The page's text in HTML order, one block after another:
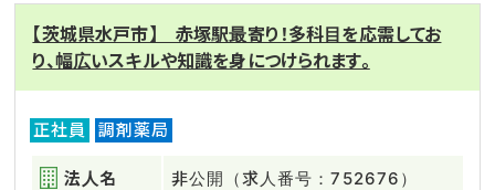
【茨城県水戸市】 赤塚駅最寄り！多科目を応需してお
り、幅広いスキルや知識を身につけられます。
正社員 調剤薬局
法人名 非公開（求人番号：752676）